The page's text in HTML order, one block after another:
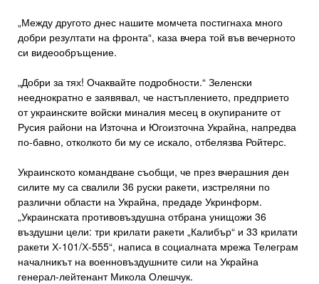
„Между другото днес нашите момчета постигнаха много
добри резултати на фронта“, каза вчера той във вечерното
си видеообръщение.
„Добри за тях! Очаквайте подробности.“ Зеленски
нееднократно е заявявал, че настъплението, предприето
от украинските войски миналия месец в окупираните от
Русия райони на Източна и Югоизточна Украйна, напредва
по-бавно, отколкото би му се искало, отбелязва Ройтерс.
Украинското командване съобщи, че през вчерашния ден
силите му са свалили 36 руски ракети, изстреляни по
различни области на Украйна, предаде Укринформ.
„Украинската противовъздушна отбрана унищожи 36
въздушни цели: три крилати ракети „Калибър“ и 33 крилати
ракети Х-101/Х-555“, написа в социалната мрежа Телеграм
началникът на военновъздушните сили на Украйна
генерал-лейтенант Микола Олешчук.